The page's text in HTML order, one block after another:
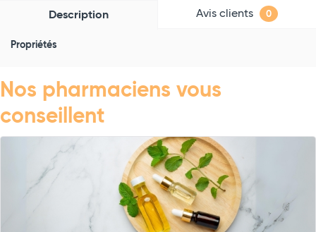
Description Avis clients 0
Propriétés
Nos pharmaciens vous
conseillent